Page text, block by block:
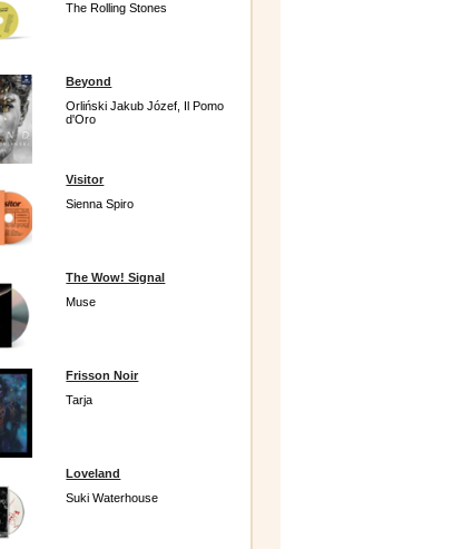
The Rolling Stones
Beyond
Orliński Jakub Józef, Il Pomo
d'Oro
Visitor
Sienna Spiro
The Wow! Signal
Muse
Frisson Noir
Tarja
Loveland
Suki Waterhouse